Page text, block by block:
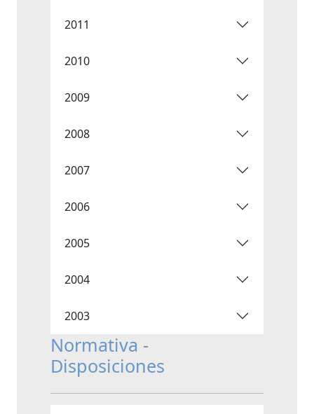
2011
2010
2009
2008
2007
2006
2005
2004
2003
Normativa -
Disposiciones